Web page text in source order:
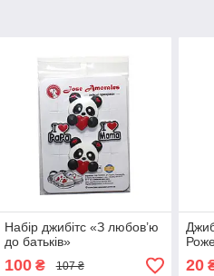
Набір джибітс «З любов’ю
до батьків»
100₴ 107 ₴ 20